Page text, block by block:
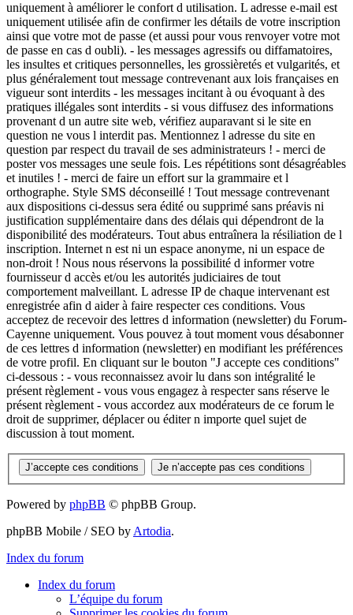
uniquement à améliorer le confort d utilisation. L adresse e-mail est
uniquement utilisée afin de confirmer les détails de votre inscription
ainsi que votre mot de passe (et aussi pour vous renvoyer votre mot
de passe en cas d oubli). - les messages agressifs ou diffamatoires,
les insultes et critiques personnelles, les grossièretés et vulgarités, et
plus généralement tout message contrevenant aux lois françaises en
vigueur sont interdits - les messages incitant à ou évoquant à des
pratiques illégales sont interdits - si vous diffusez des informations
provenant d un autre site web, vérifiez auparavant si le site en
question ne vous l interdit pas. Mentionnez l adresse du site en
question par respect du travail de ses administrateurs ! - merci de
poster vos messages une seule fois. Les répétitions sont désagréables
et inutiles ! - merci de faire un effort sur la grammaire et l
orthographe. Style SMS déconseillé ! Tout message contrevenant
aux dispositions ci-dessus sera édité ou supprimé sans préavis ni
justification supplémentaire dans des délais qui dépendront de la
disponibilité des modérateurs. Tout abus entraînera la résiliation de l
inscription. Internet n est ni un espace anonyme, ni un espace de
non-droit ! Nous nous réservons la possibilité d informer votre
fournisseur d accès et/ou les autorités judiciaires de tout
comportement malveillant. L adresse IP de chaque intervenant est
enregistrée afin d aider à faire respecter ces conditions. Vous
acceptez de recevoir des lettres d information (newsletter) du Forum-
Cayenne uniquement. Vous pouvez à tout moment vous désabonner
de ces lettres d information (newsletter) en modifiant les préférences
de votre profil. En cliquant sur le bouton "J accepte ces conditions"
ci-dessous : - vous reconnaissez avoir lu dans son intégralité le
présent règlement - vous vous engagez à respecter sans réserve le
présent règlement - vous accordez aux modérateurs de ce forum le
droit de supprimer, déplacer ou éditer n importe quel sujet de
discussion à tout moment.
Powered by phpBB © phpBB Group.
phpBB Mobile / SEO by Artodia.
Index du forum
Index du forum
L’équipe du forum